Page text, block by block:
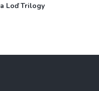
Loď Trilogy